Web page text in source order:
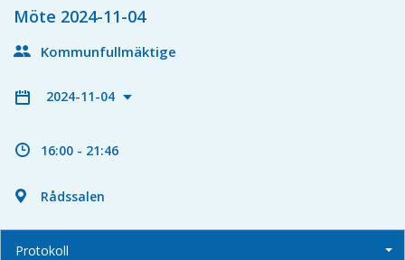
Möte 2024-11-04
Kommunfullmäktige
2024-11-04
16:00 - 21:46
Rådssalen
Protokoll